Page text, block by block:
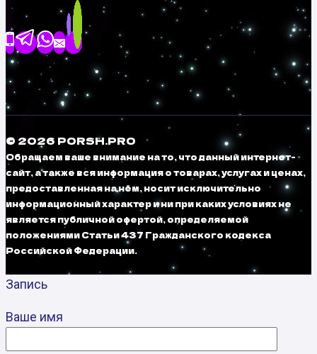
© 2026 PORSH.PRO
Обращаем ваше внимание на то, что данный интернет-
сайт, а также вся информация о товарах, услугах и ценах,
предоставленная на нём, носит исключительно
информационный характер и ни при каких условиях не
является публичной офертой, определяемой
положениями Статьи 437 Гражданского кодекса
Российской Федерации.
Запись
Ваше имя